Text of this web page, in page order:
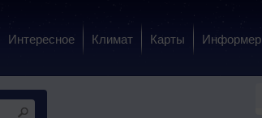
Интересное Климат Карты Информер